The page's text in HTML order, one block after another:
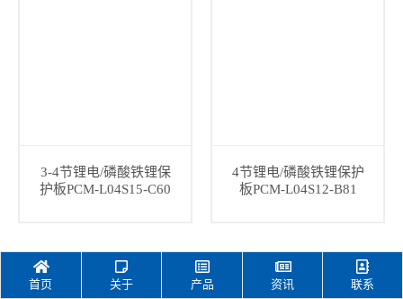
3-4节锂电/磷酸铁锂保
护板PCM-L04S15-C60
4节锂电/磷酸铁锂保护
板PCM-L04S12-B81
首页 关于 产品 资讯 联系